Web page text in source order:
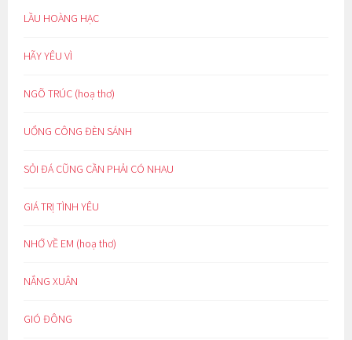
LẦU HOÀNG HẠC
HÃY YÊU VÌ
NGÕ TRÚC (hoạ thơ)
UỔNG CÔNG ĐÈN SÁNH
SỎI ĐÁ CŨNG CẦN PHẢI CÓ NHAU
GIÁ TRỊ TÌNH YÊU
NHỚ VỀ EM (hoạ thơ)
NẮNG XUÂN
GIÓ ĐÔNG